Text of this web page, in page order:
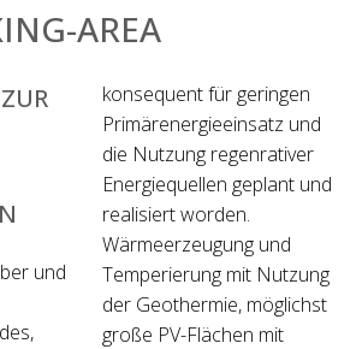
AREA
und
konsequent für geringen
Primärenergieeinsatz und
die Nutzung regenrativer
Energiequellen geplant und
realisiert worden.
Wärmeerzeugung und
Temperierung mit Nutzung
der Geothermie, möglichst
große PV-Flächen mit